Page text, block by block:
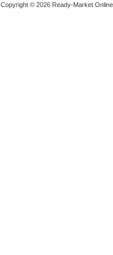
Copyright © 2026 Ready-Market